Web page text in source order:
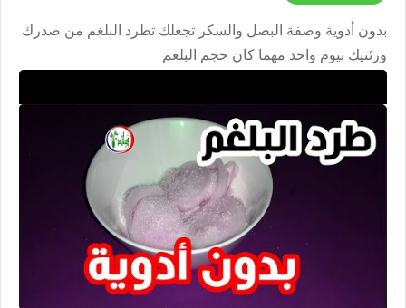
بدون أدوية وصفة البصل والسكر تجعلك تطرد البلغم من صدرك
ورئتيك بيوم واحد مهما كان حجم البلغم